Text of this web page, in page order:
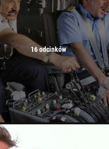
16 odcinków